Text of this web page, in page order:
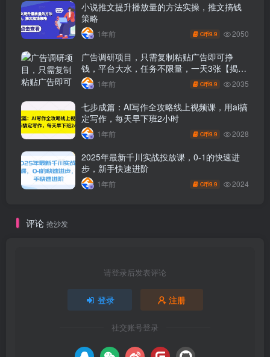
小说推文提升播放量的方法实操，推文搞钱
策略
1年前 C币9.9 2050
广告调研项目，只需复制粘贴广告即可挣
钱，平台大水，任务不限量，一天3张【揭
秘】1年前 C币9.9 2035
七步成篇：AI写作全攻略线上视频课，用ai搞
定写作，每天早下班2小时
1年前 C币9.9 2028
2025年最新千川实战投放课，0-1的快速进
步，新手快速进阶
1年前 C币9.9 2024
评论 抢沙发
请登录后发表评论
登录 注册
社交账号登录